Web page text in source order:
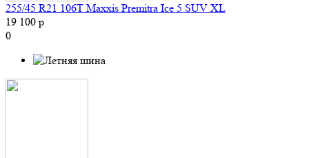
255/45 R21 106T Maxxis Premitra Ice 5 SUV XL
19 100 р
0